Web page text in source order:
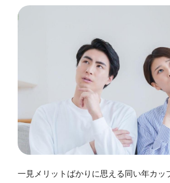
一見メリットばかりに思える同い年カッ